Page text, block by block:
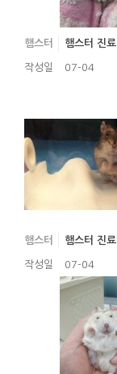
햄스터 햄스터 진료
작성일 07-04
햄스터 햄스터 진료
작성일 07-04